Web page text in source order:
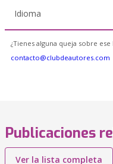
Idioma
¿Tienes alguna queja sobre
contacto@clubdeautores.com
Publicaciones
Ver la lista completa